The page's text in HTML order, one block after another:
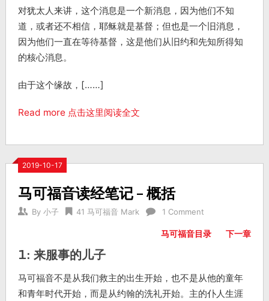
对犹太人来讲，这个消息是一个新消息，因为他们不知
道，或者还不相信，耶稣就是基督；但也是一个旧消息，
因为他们一直在等待基督，这是他们从旧约和先知所得知
的核心消息。
由于这个缘故，[……]
Read more 点击这里阅读全文
2019-10-17
马可福音读经笔记 – 概括
By 小子 41 马可福音 Mark 1 Comment
马可福音目录 下一章
1: 来服事的儿子
马可福音不是从我们救主的出生开始，也不是从他的童年
和青年时代开始，而是从约翰的洗礼开始。主的仆人生涯